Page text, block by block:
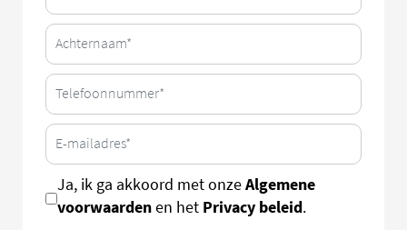
Ja, ik ga akkoord met onzeAlgemene
voorwaardenen het Privacy beleid.